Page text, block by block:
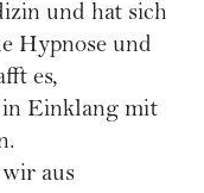
und hat sich
Hypnose und
es,
in Einklang mit
aus